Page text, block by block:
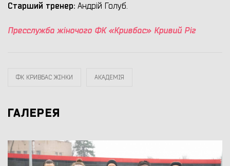
Старший тренер: Андрій Голуб.
Пресслужба жіночого ФК «Кривбас» Кривий Ріг
ФК КРИВБАС ЖІНКИ АКАДЕМІЯ
ГАЛЕРЕЯ